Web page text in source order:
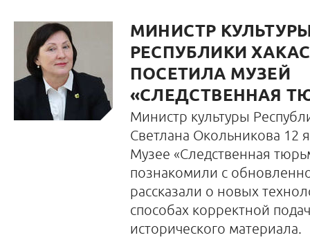
МИНИСТР
РЕСПУБЛИКИ
ПОСЕТИЛА МУЗЕЙ
«СЛЕДСТВЕННАЯ
Министр культуры
Светлана Окольникова 12
Музее «Следственная
познакомили с
рассказали о новых
способах корректной
исторического материала.